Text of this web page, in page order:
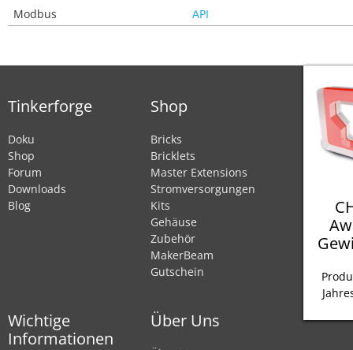
Modbus
API
Tinkerforge
Doku
Shop
Forum
Downloads
Blog
Shop
Bricks
Bricklets
Master Extensions
Stromversorgungen
Kits
Gehäuse
Zubehör
MakerBeam
Gutschein
Wichtige
Informationen
Über Uns